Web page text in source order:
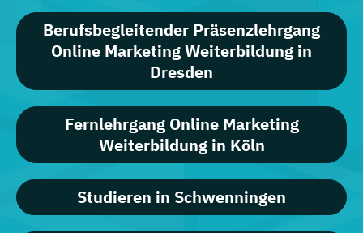
Berufsbegleitender Präsenzlehrgang
Online Marketing Weiterbildung in
Dresden
Fernlehrgang Online Marketing
Weiterbildung in Köln
Studieren in Schwenningen